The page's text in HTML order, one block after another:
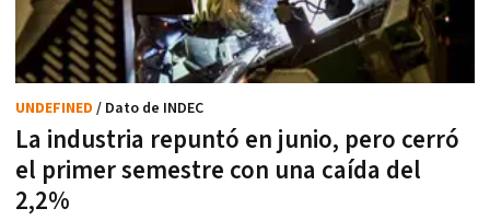
La industria repuntó en junio, pero cerró
el primer semestre con una caída del
2,2%
UNDEFINED / Dato de INDEC